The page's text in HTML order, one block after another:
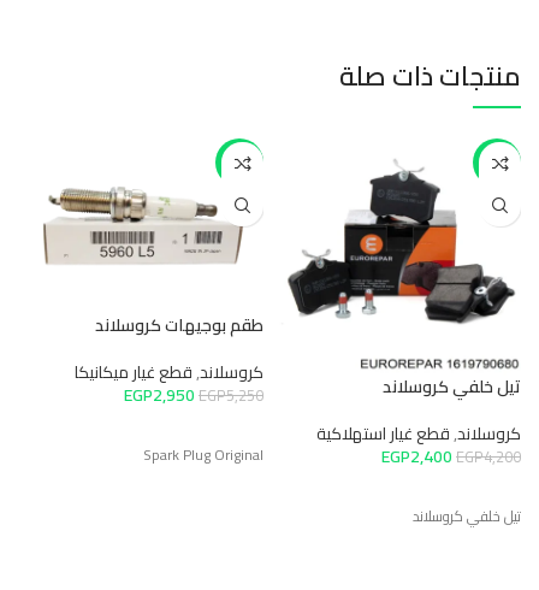
منتجات ذات صلة
-43%
تيل خلفي كروسلاند
كروسلاند,قطع غيار استهلاكية
EGP4,200
EGP2,400
تيل خلفي كروسلاند
-44%
طقم بوجيهات كروسلاند
كروسلاند,قطع غيار ميكانيكا
EGP5,250
EGP2,950
Spark Plug Original